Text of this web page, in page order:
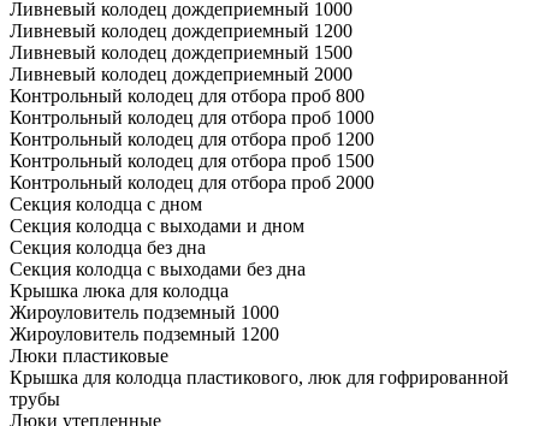
Ливневый колодец дождеприемный 1000
Ливневый колодец дождеприемный 1200
Ливневый колодец дождеприемный 1500
Ливневый колодец дождеприемный 2000
Контрольный колодец для отбора проб 800
Контрольный колодец для отбора проб 1000
Контрольный колодец для отбора проб 1200
Контрольный колодец для отбора проб 1500
Контрольный колодец для отбора проб 2000
Секция колодца с дном
Секция колодца с выходами и дном
Секция колодца без дна
Секция колодца с выходами без дна
Крышка люка для колодца
Жироуловитель подземный 1000
Жироуловитель подземный 1200
Люки пластиковые
Крышка для колодца пластикового, люк для гофрированной
трубы
Люки утепленные